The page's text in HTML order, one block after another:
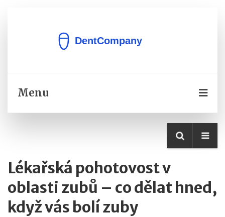
Menu
Lékařská pohotovost v
oblasti zubů – co dělat hned,
když vás bolí zuby